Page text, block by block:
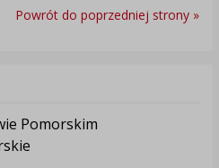
Powrót do poprzedniej strony »
Pomorskim